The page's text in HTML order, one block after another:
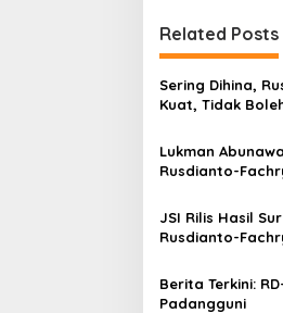
i
g
a
s
i
p
s
Related Posts
Sering Dihina,
Kuat, Tidak
Lukman
Rusdianto-
JSI Rilis Hasil
Rusdianto-
Berita Terkini:
Padangguni